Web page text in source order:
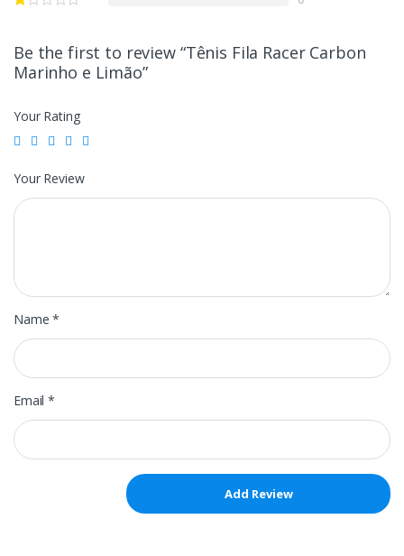
Be the first to review “Tênis Fila Racer Carbon
Marinho e Limão”
Your Rating
Your Review
Name*
Email*